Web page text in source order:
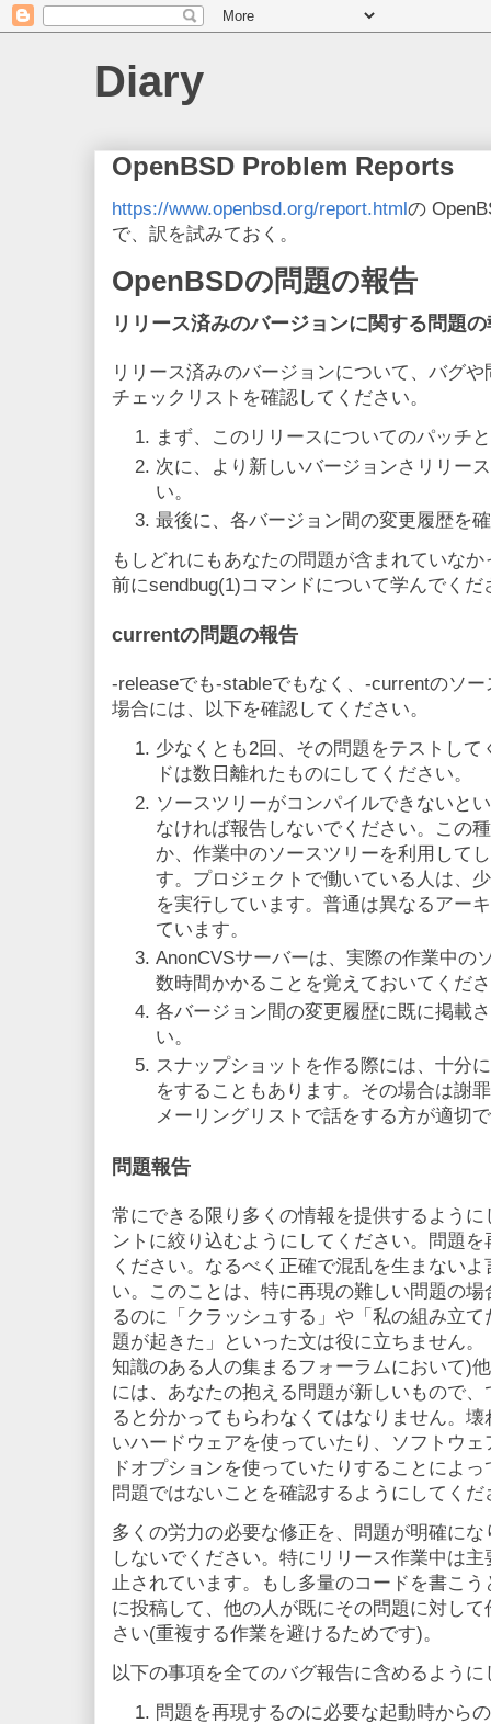
Diary
OpenBSD Problem Reports
https://www.openbsd.org/report.htmlの
で、訳を試みておく。
OpenBSDの問題の報告
リリース済みのバージョンに関する問題
リリース済みのバージョンについて、バグ
チェックリストを確認してください。
まず、このリリースについてのパッチ
次に、より新しいバージョンさリリー
い。
最後に、各バージョン間の変更履歴を
もしどれにもあなたの問題が含まれていな
前にsendbug(1)コマンドについて学んでくだ
currentの問題の報告
-releaseでも-stableでもなく、-currentのソ
場合には、以下を確認してください。
少なくとも2回、その問題をテストし
ドは数日離れたものにしてください。
ソースツリーがコンパイルできないと
なければ報告しないでください。この
か、作業中のソースツリーを利用して
す。プロジェクトで働いている人は、
を実行しています。普通は異なるアー
ています。
AnonCVSサーバーは、実際の作業中の
数時間かかることを覚えておいてくだ
各バージョン間の変更履歴に既に掲載
い。
スナップショットを作る際には、十分
をすることもあります。その場合は謝
メーリングリストで話をする方が適切
問題報告
常にできる限り多くの情報を提供するよう
ントに絞り込むようにしてください。問題
ください。なるべく正確で混乱を生まない
い。このことは、特に再現の難しい問題の
るのに「クラッシュする」や「私の組み立
題が起きた」といった文は役に立ちません
知識のある人の集まるフォーラムにおいて)
には、あなたの抱える問題が新しいもので
ると分かってもらわなくてはなりません。
いハードウェアを使っていたり、ソフトウ
ドオプションを使っていたりすることによ
問題ではないことを確認するようにしてくだ
多くの労力の必要な修正を、問題が明確に
しないでください。特にリリース作業中は
止されています。もし多量のコードを書こ
に投稿して、他の人が既にその問題に対し
さい(重複する作業を避けるためです)。
以下の事項を全てのバグ報告に含めるよう
問題を再現するのに必要な起動時から